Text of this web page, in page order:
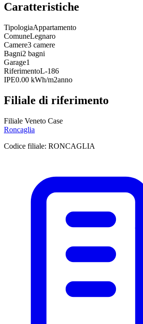
Caratteristiche
TipologiaAppartamento
ComuneLegnaro
Camere3 camere
Bagni2 bagni
Garage1
RiferimentoL-186
IPE0.00 kWh/m2anno
Filiale di riferimento
Filiale Veneto Case
Roncaglia
Codice filiale: RONCAGLIA